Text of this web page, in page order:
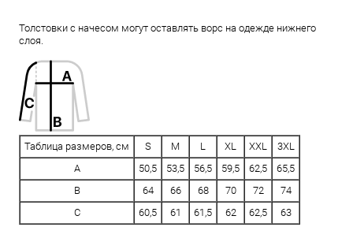
Толстовки с начесом могут оставлять ворс на одежде нижнего
слоя.
Таблица размеров, см S M L XL XXL
3XL
A
50,5 53,5 56,5 59,5 62,5
65,5
B
64 66 68 70 72
74
C
60,5 61 61,5 62 62,5 63